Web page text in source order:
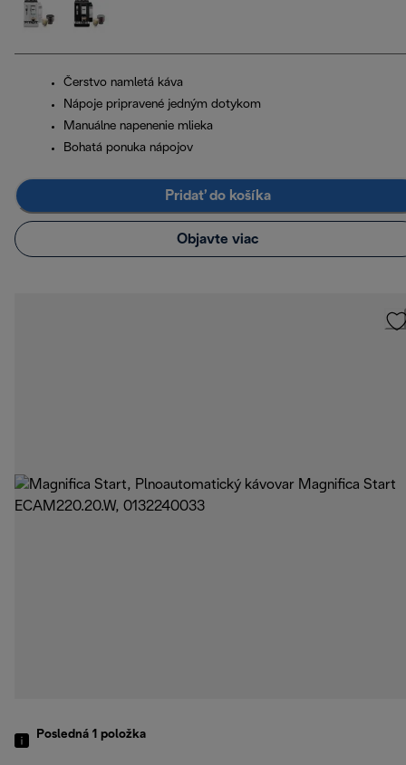
Čerstvo namletá káva
Nápoje pripravené jedným dotykom
Manuálne napenenie mlieka
Bohatá ponuka nápojov
Pridať do košíka
Objavte viac
Posledná 1 položka